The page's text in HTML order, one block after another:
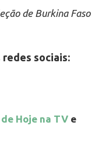
de Burkina Faso
sociais:
Hoje na TV e